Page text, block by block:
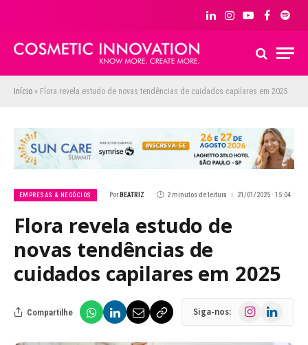
LinkedInInstagram
YouTubeFacebook
Início » Flora revela estudo de novas tendências de cuidados capilares em 2025
EMPRESAS & NEGÓCIOS Por BEATRIZ 2 minutos de leitura 21/01/2025 · 15:04
Flora revela estudo de
novas tendências de
cuidados capilares em 2025
Compartilhe Siga-nos: InstagramLinkedIn